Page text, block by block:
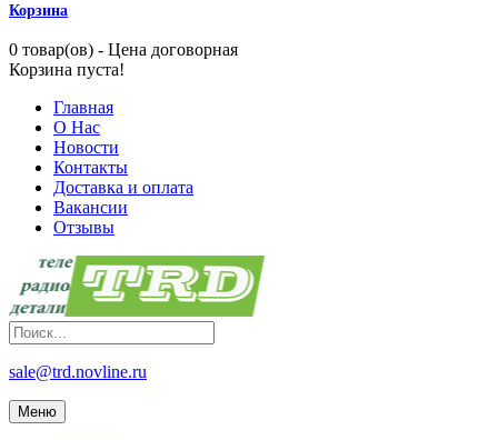
Корзина
0 товар(ов) - Цена договорная
Корзина пуста!
Главная
О Нас
Новости
Контакты
Доставка и оплата
Вакансии
Отзывы
sale@trd.novline.ru
Меню